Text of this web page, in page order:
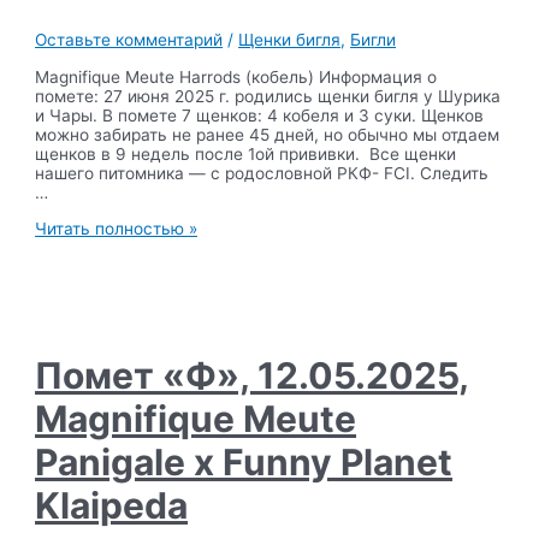
Оставьте комментарий / Щенки бигля, Бигли
Magnifique Meute Harrods (кобель) Информация о
помете: 27 июня 2025 г. родились щенки бигля у Шурика
и Чары. В помете 7 щенков: 4 кобеля и 3 суки. Щенков
можно забирать не ранее 45 дней, но обычно мы отдаем
щенков в 9 недель после 1ой прививки. Все щенки
нашего питомника — с родословной РКФ- FCI. Следить
…
Помет
х
Magnifique
Meute
Charline
Читать полностью »
Помет «Ф», 12.05.2025,
Magnifique Meute
Panigale х Funny Planet
Klaipeda